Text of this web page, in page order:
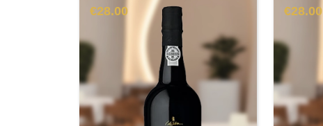
€28.00
€28.00